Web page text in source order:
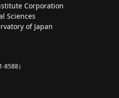
Corporation
Sciences
of Japan
8588）